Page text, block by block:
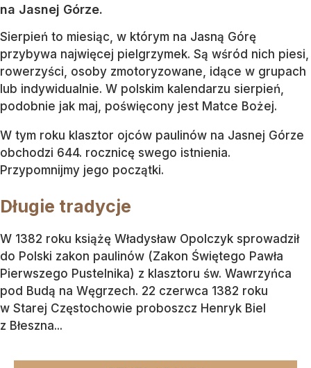
na Jasnej Górze.
Sierpień to miesiąc, w którym na Jasną Górę
przybywa najwięcej pielgrzymek. Są wśród nich piesi,
rowerzyści, osoby zmotoryzowane, idące w grupach
lub indywidualnie. W polskim kalendarzu sierpień,
podobnie jak maj, poświęcony jest Matce Bożej.
W tym roku klasztor ojców paulinów na Jasnej Górze
obchodzi 644. rocznicę swego istnienia.
Przypomnijmy jego początki.
Długie tradycje
W 1382 roku książę Władysław Opolczyk sprowadził
do Polski zakon paulinów (Zakon Świętego Pawła
Pierwszego Pustelnika) z klasztoru św. Wawrzyńca
pod Budą na Węgrzech. 22 czerwca 1382 roku
w Starej Częstochowie proboszcz Henryk Biel
z Błeszna...